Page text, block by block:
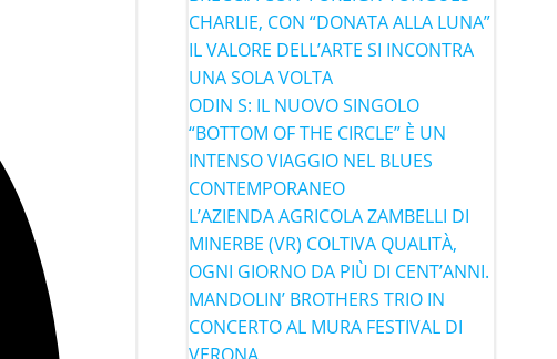
CHARLIE, CON “DONATA ALLA LUNA”
IL VALORE DELL’ARTE SI INCONTRA
UNA SOLA VOLTA
ODIN S: IL NUOVO SINGOLO
“BOTTOM OF THE CIRCLE” È UN
INTENSO VIAGGIO NEL BLUES
CONTEMPORANEO
L’AZIENDA AGRICOLA ZAMBELLI DI
MINERBE (VR) COLTIVA QUALITÀ,
OGNI GIORNO DA PIÙ DI CENT’ANNI.
MANDOLIN’ BROTHERS TRIO IN
CONCERTO AL MURA FESTIVAL DI
VERONA